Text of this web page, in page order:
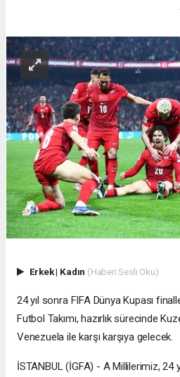
Erkek| Kadın (Haberi Sesli Oku)
24 yıl sonra FIFA Dünya Kupası
Futbol Takımı, hazırlık sürecinde
Venezuela ile karşı karşıya gelecek.
İSTANBUL (İGFA) - A Millilerimiz, 24